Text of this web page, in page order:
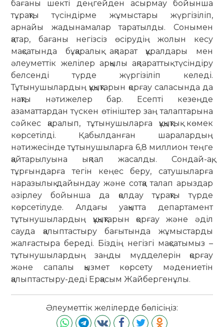
бағаны шекті деңгейден асырмау бойынша
тұрақты түсіндірме жұмыстары жүргізіліп,
арнайы жадынамалар таратылды. Сонымен
қатар, бағаны негізсіз өсірудің жолын кесу
мақсатында бұқаралық ақпарат құралдары мен
әлеуметтік желілер арқылы ақпараттық түсіндіру
белсенді түрде жүргізіліп келеді.
Тұтынушылардың құқықтарын қорғау саласында да
нақты нәтижелер бар. Есепті кезеңде
азаматтардан түскен өтініштер заң талаптарына
сәйкес қаралып, тұтынушыларға құқықтық көмек
көрсетілді. Қабылданған шаралардың
нәтижесінде тұтынушыларға 6,8 миллион теңге
қайтарылуына ықпал жасалды. Сондай-ақ,
тұрғындарға тегін кеңес беру, сатушыларға
наразылық дайындау және сотқа талап арыздар
әзірлеу бойынша да қолдау тұрақты түрде
көрсетілуде. Алдағы уақытта департамент
тұтынушылардың құқықтарын қорғау және әділ
сауда қалыптастыру бағытында жұмыстарды
жалғастыра береді. Біздің негізгі мақсатымыз –
тұтынушылардың заңды мүдделерін қорғау
және сапалы қызмет көрсету мәдениетін
қалыптастыру-деді Ерқасым Жайбергенұлы.
Әлеуметтік желілерде бөлісіңіз: